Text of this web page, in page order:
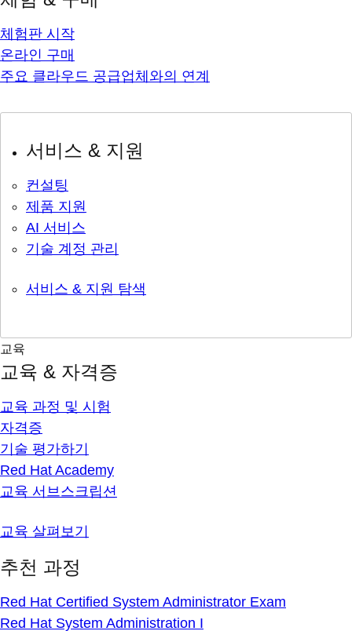
체험판 시작
온라인 구매
주요 클라우드 공급업체와의 연계
서비스 & 지원
컨설팅
제품 지원
AI 서비스
기술 계정 관리
서비스 & 지원 탐색
교육
교육 & 자격증
교육 과정 및 시험
자격증
기술 평가하기
Red Hat Academy
교육 서브스크립션
교육 살펴보기
추천 과정
Red Hat Certified System Administrator Exam
Red Hat System Administration I